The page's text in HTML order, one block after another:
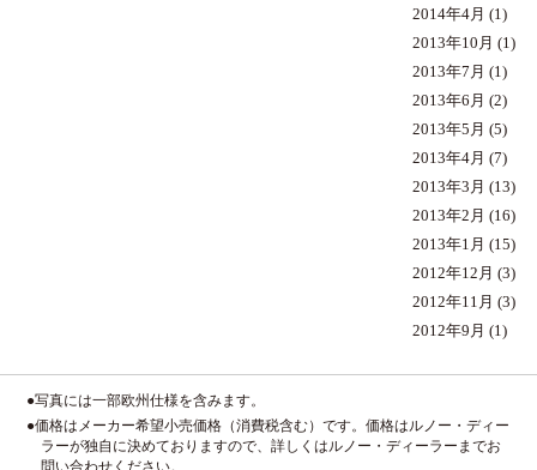
2014年4月 (1)
2013年10月 (1)
2013年7月 (1)
2013年6月 (2)
2013年5月 (5)
2013年4月 (7)
2013年3月 (13)
2013年2月 (16)
2013年1月 (15)
2012年12月 (3)
2012年11月 (3)
2012年9月 (1)
●写真には一部欧州仕様を含みます。
●価格はメーカー希望小売価格（消費税含む）です。価格はルノー・ディー
ラーが独自に決めておりますので、詳しくはルノー・ディーラーまでお
問い合わせください。